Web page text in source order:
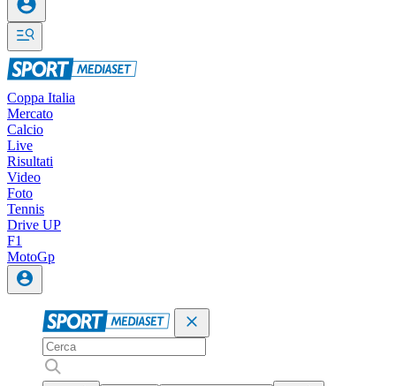
Coppa Italia
Mercato
Calcio
Live
Risultati
Video
Foto
Tennis
Drive UP
F1
MotoGp